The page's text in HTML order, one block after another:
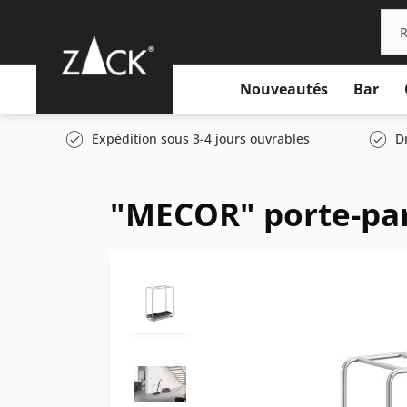
Nouveautés Bar
Expédition sous 3-4 jours ouvrables
"MECOR" porte-